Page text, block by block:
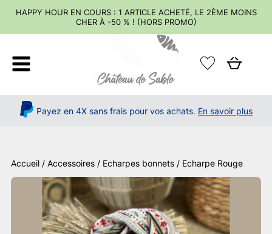
HAPPY HOUR EN COURS : 1 ARTICLE ACHETÉ, LE 2ÈME MOINS
CHER À -50 % ! (HORS PROMO)
Payez en 4X sans frais pour vos achats. En savoir plus
Accueil / Accessoires / Echarpes bonnets / Echarpe Rouge